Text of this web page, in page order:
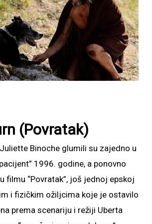
(Povratak)
Binoche glumili su zajedno u
1996. godine, a ponovno
filmu “Povratak”, još jednoj epskoj
i fizičkim ožiljcima koje je ostavilo
prema scenariju i režiji Uberta